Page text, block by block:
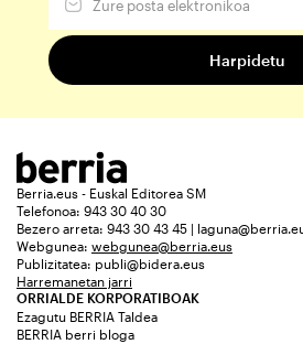
Berria.eus - Euskal Editorea SM
Telefonoa: 943 30 40 30
Bezero arreta: 943 30 43 45 |
Webgunea: webgunea@berria.eus
Publizitatea: publi@bidera.eus
Harremanetan jarri
ORRIALDE KORPORATIBOAK
Ezagutu BERRIA Taldea
BERRIA berri bloga